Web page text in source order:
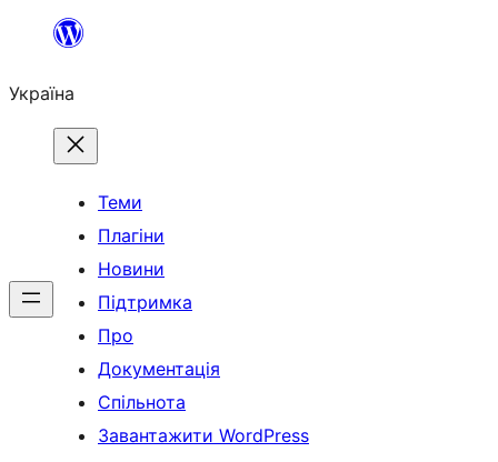
Перейти
вмісту
Україна
Теми
Плагіни
Новини
Підтримка
Про
Документація
Спільнота
Завантажити WordPress